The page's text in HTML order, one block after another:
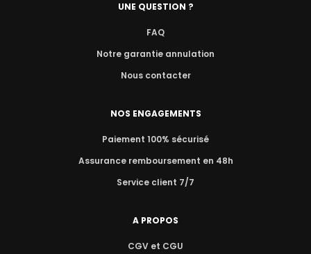
UNE QUESTION ?
FAQ
Notre garantie annulation
Nous contacter
NOS ENGAGEMENTS
Paiement 100% sécurisé
Assurance remboursement en 48h
Service client 7/7
A PROPOS
CGV et CGU